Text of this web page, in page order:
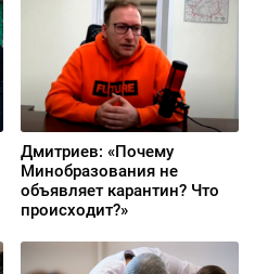
Дмитриев: «Почему
Минобразования не
объявляет карантин? Что
происходит?»